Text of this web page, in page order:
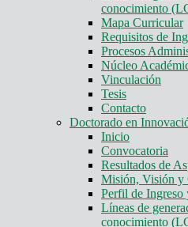
conocimiento
Mapa Curricular
Requisitos de
Procesos
Núcleo
Vinculación
Tesis
Contacto
Doctorado en
Inicio
Convocatoria
Resultados de
Misión, Visión y
Perfil de Ingreso
Líneas de
conocimiento